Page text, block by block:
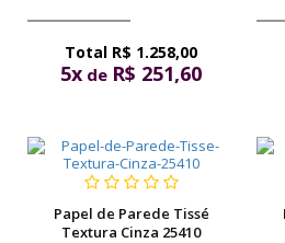
R$ 1.258,00
5x de R$ 251,60
Papel de Parede Tissé
Textura Cinza 25410